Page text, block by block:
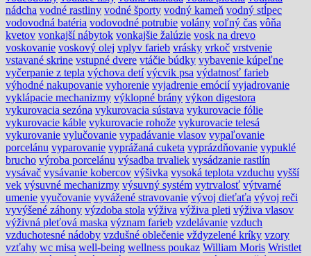
nádcha vodné rastliny vodné športy vodný kameň vodný stĺpec
vodovodná batéria vodovodné potrubie volány voľný čas vôňa
kvetov vonkajší nábytok vonkajšie žalúzie vosk na drevo
voskovanie voskový olej vplyv farieb vrásky vrkoč vrstvenie
vstavané skrine vstupné dvere vtáčie búdky vybavenie kúpeľne
vyčerpanie z tepla výchova detí výcvik psa výdatnosť farieb
výhodné nakupovanie vyhorenie vyjadrenie emócií vyjadrovanie
vyklápacie mechanizmy výklopné brány výkon digestora
vykurovacia sezóna vykurovacia sústava vykurovacie fólie
vykurovacie káble vykurovacie rohože vykurovacie telesá
vykurovanie vylučovanie vypadávanie vlasov vypaľovanie
porcelánu vyparovanie vyprážaná cuketa vyprázdňovanie vypuklé
brucho výroba porcelánu výsadba trvaliek vysádzanie rastlín
vysávač vysávanie kobercov výšivka vysoká teplota vzduchu vyšší
vek výsuvné mechanizmy výsuvný systém vytrvalosť výtvarné
umenie vyučovanie vyvážené stravovanie vývoj dieťaťa vývoj reči
vyvýšené záhony výzdoba stola výživa výživa pleti výživa vlasov
výživná pleťová maska význam farieb vzdelávanie vzduch
vzduchotesné nádoby vzdušné oblečenie vždyzelené kríky vzory
vzťahy wc misa well-being wellness poukaz William Moris Wristlet